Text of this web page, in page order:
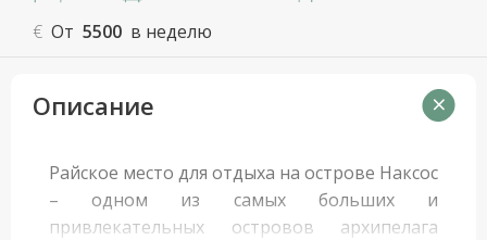
€ От 5500 в неделю
Описание
Райское место для отдыха на острове Наксос
– одном из самых больших и
привлекательных островов архипелага